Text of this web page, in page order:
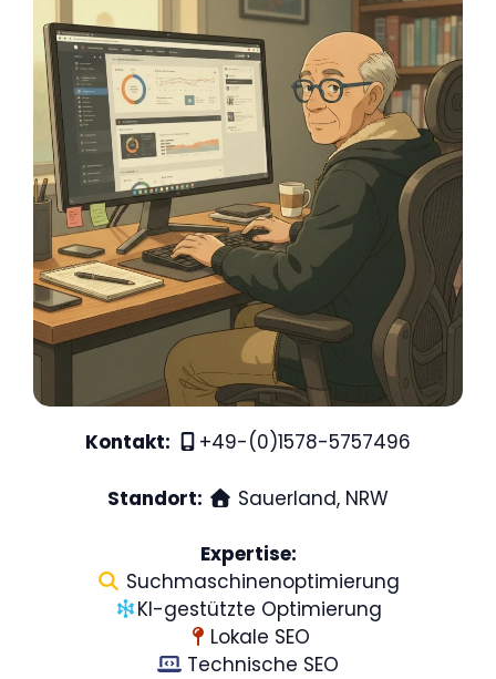
Kontakt: +49-(0)1578-5757496
Standort: Sauerland, NRW
Expertise:
Suchmaschinenoptimierung
KI-gestützte Optimierung
Lokale SEO
Technische SEO